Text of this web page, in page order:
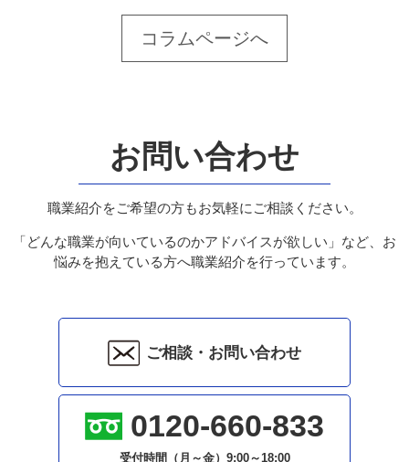
コラムページへ
お問い合わせ
職業紹介をご希望の方もお気軽にご相談ください。
「どんな職業が向いているのかアドバイスが欲しい」など、お
悩みを抱えている方へ職業紹介を行っています。
ご相談・お問い合わせ
0120-660-833
受付時間（月～金） 9:00～18:00